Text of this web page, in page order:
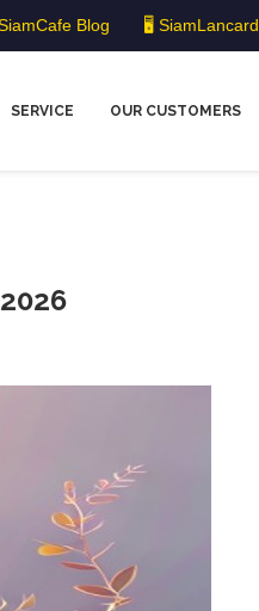
Blog 🖥️ SiamLancard
SERVICE OUR CUSTOMERS